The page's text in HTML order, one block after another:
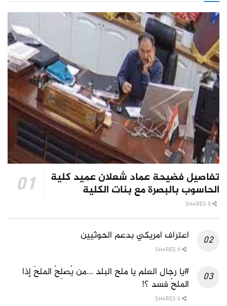
تفاصيل فضيحة عماد شعلان عميد كلية
الحاسوب بالبصرة مع بنات الكلية
اعتراف امريكي بدعم الحوثيين
#يا رجال العلم يا ملح البلد …من يُصلِحُ الملحَ إذا
الملحُ فسد ؟!